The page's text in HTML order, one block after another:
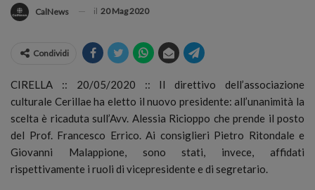
CalNews il 20 Mag 2020
Condividi
CIRELLA :: 20/05/2020 :: Il direttivo dell’associazione
culturale Cerillae ha eletto il nuovo presidente: all’unanimità la
scelta è ricaduta sull’Avv. Alessia Ricioppo che prende il posto
del Prof. Francesco Errico. Ai consiglieri Pietro Ritondale e
Giovanni Malappione, sono stati, invece, affidati
rispettivamente i ruoli di vicepresidente e di segretario.